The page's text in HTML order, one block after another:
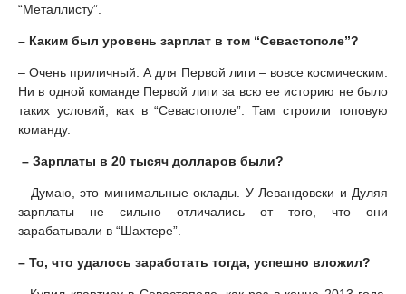
“Металлисту”.
– Каким был уровень зарплат в том “Севастополе”?
– Очень приличный. А для Первой лиги – вовсе космическим.
Ни в одной команде Первой лиги за всю ее историю не было
таких условий, как в “Севастополе”. Там строили топовую
команду.
– Зарплаты в 20 тысяч долларов были?
– Думаю, это минимальные оклады. У Левандовски и Дуляя
зарплаты не сильно отличались от того, что они
зарабатывали в “Шахтере”.
– То, что удалось заработать тогда, успешно вложил?